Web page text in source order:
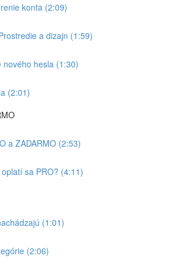
konta (2:09)
a dizajn (1:59)
nového hesla (1:30)
(2:01)
a ZADARMO (2:53)
sa PRO? (4:11)
(1:01)
(2:06)